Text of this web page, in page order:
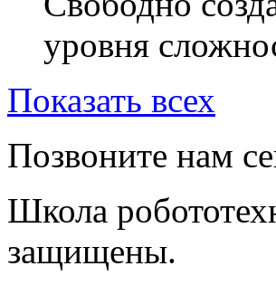
уровня
Показать всех
Позвоните нам
Школа
защищены.